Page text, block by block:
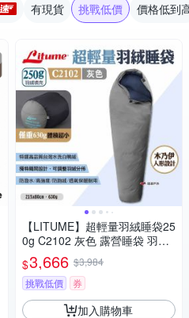
有現貨 挑戰低價 價格低到
【LITUME】超輕量羽絨睡袋25
0g C2102 灰色 露營睡袋 羽絨
睡袋 保暖輕量 登山 露營 悠遊
戶外
$3,666 $3,984
挑戰低價
券
加入購物車